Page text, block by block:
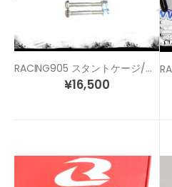
RACING905 スタントケージ/レースアーマー リペアスライダー
¥16,500